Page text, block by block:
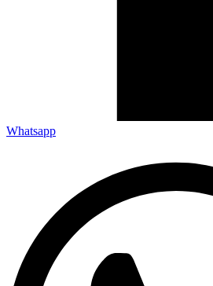
Whatsapp